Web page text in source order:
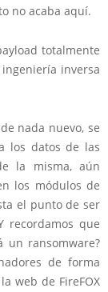
no acaba aquí.
totalmente
inversa
nada nuevo, se
los datos de las
la misma, aún
los módulos de
el punto de ser
recordamos que
un ransomware?
de forma
web de FireFOX